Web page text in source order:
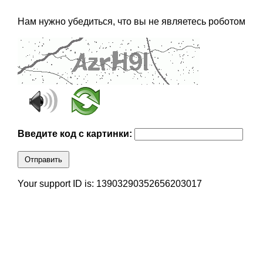
Нам нужно убедиться, что вы не являетесь роботом
Введите код с картинки:
Отправить
Your support ID is: 13903290352656203017